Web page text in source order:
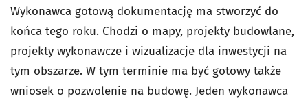
Wykonawca gotową dokumentację ma stworzyć do
końca tego roku. Chodzi o mapy, projekty budowlane,
projekty wykonawcze i wizualizacje dla inwestycji na
tym obszarze. W tym terminie ma być gotowy także
wniosek o pozwolenie na budowę. Jeden wykonawca